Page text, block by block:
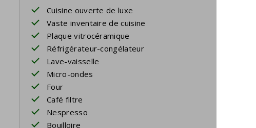
Cuisine ouverte de luxe
Vaste inventaire de cuisine
Plaque vitrocéramique
Réfrigérateur-congélateur
Lave-vaisselle
Micro-ondes
Four
Café filtre
Nespresso
Bouilloire